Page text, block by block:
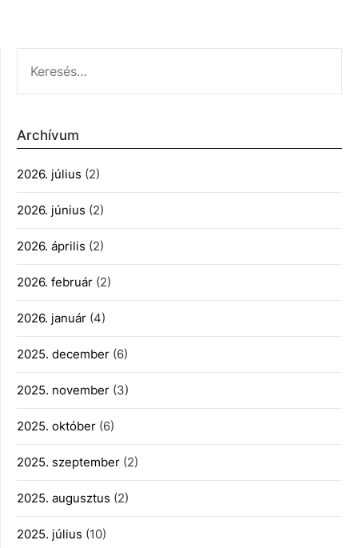
Archívum
2026. július (2)
2026. június (2)
2026. április (2)
2026. február (2)
2026. január (4)
2025. december (6)
2025. november (3)
2025. október (6)
2025. szeptember (2)
2025. augusztus (2)
2025. július (10)